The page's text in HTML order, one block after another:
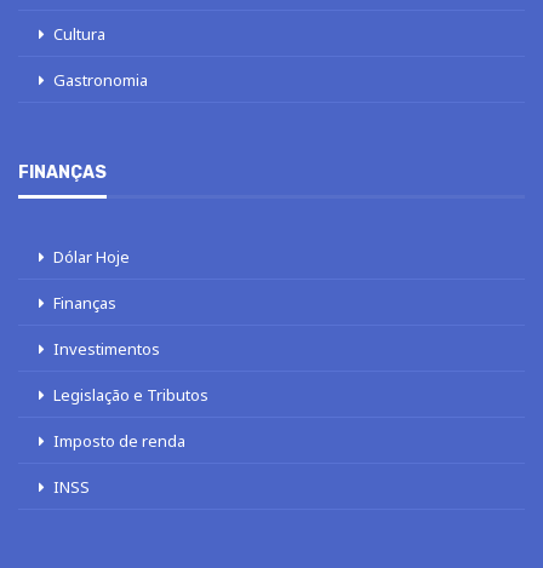
Cultura
Gastronomia
FINANÇAS
Dólar Hoje
Finanças
Investimentos
Legislação e Tributos
Imposto de renda
INSS